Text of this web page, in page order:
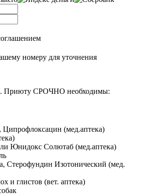
номеру для уточнения
. Приюту СРОЧНО необходимы:
(мед.аптека)
Юнидокс Солютаб (мед.аптека)
Стерофундин Изотонический (мед.
и глистов (вет. аптека)